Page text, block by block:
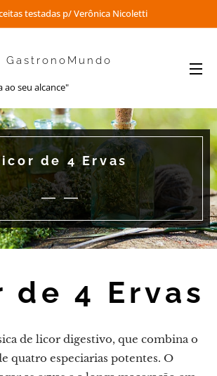
testadas p/ Verônica Nicoletti
GastronoMundo
seu alcance"
de 4 Ervas
de 4 Ervas
de licor digestivo, que combina o
quatro especiarias potentes. O